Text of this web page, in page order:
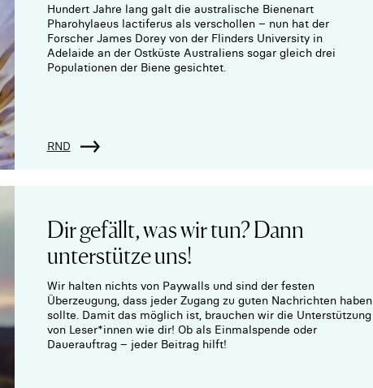
Hundert Jahre lang galt die australische Bienenart
Pharohylaeus lactiferus als verschollen – nun hat der
Forscher James Dorey von der Flinders University in
Adelaide an der Ostküste Australiens sogar gleich drei
Populationen der Biene gesichtet.
RND
Dir gefällt, was wir tun? Dann
unterstütze uns!
Wir halten nichts von Paywalls und sind der festen
Überzeugung, dass jeder Zugang zu guten Nachrichten haben
sollte. Damit das möglich ist, brauchen wir die Unterstützung
von Leser*innen wie dir! Ob als Einmalspende oder
Dauerauftrag – jeder Beitrag hilft!